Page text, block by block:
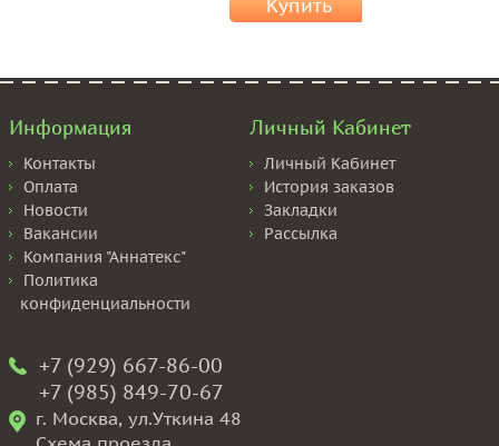
Купить
Информация
Контакты
Оплата
Новости
Вакансии
Компания "Аннатекс"
Политика
конфиденциальности
Личный Кабинет
Личный Кабинет
История заказов
Закладки
Рассылка
+7 (929) 667-86-00
+7 (985) 849-70-67
г. Москва, ул.Уткина 48